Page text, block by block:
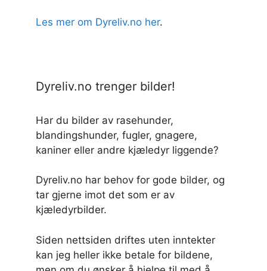
Les mer om Dyreliv.no her.
Dyreliv.no trenger bilder!
Har du bilder av rasehunder,
blandingshunder, fugler, gnagere,
kaniner eller andre kjæledyr liggende?
Dyreliv.no har behov for gode bilder, og
tar gjerne imot det som er av
kjæledyrbilder.
Siden nettsiden driftes uten inntekter
kan jeg heller ikke betale for bildene,